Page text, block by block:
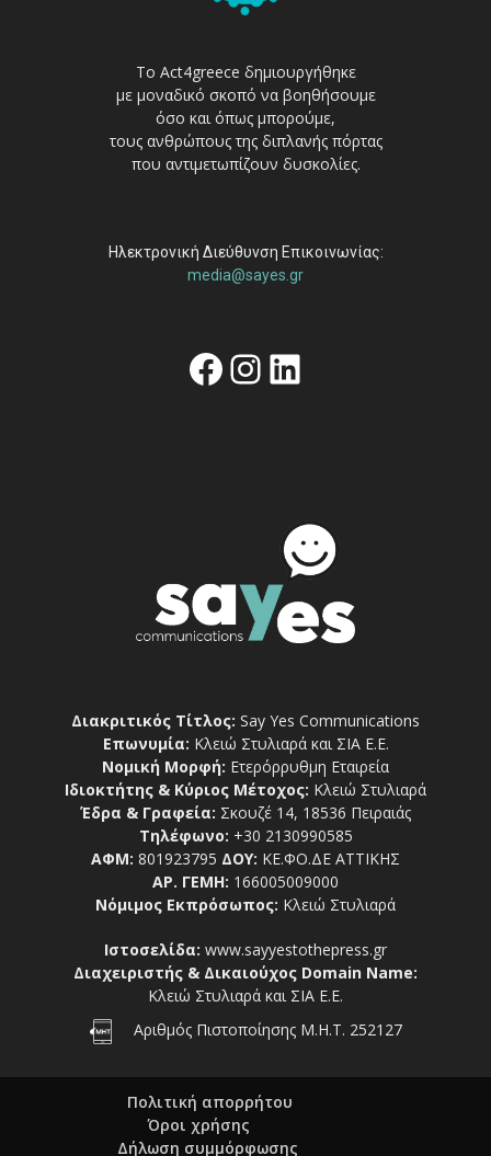
Το Act4greece δημιουργήθηκε
με μοναδικό σκοπό να βοηθήσουμε
όσο και όπως μπορούμε,
τους ανθρώπους της διπλανής πόρτας
που αντιμετωπίζουν δυσκολίες.
Ηλεκτρονική Διεύθυνση Επικοινωνίας:
media@sayes.gr
Facebook
Instagram
Linkedin
Διακριτικός Τίτλος: Say Yes Communications
Επωνυμία: Κλειώ Στυλιαρά και ΣΙΑ Ε.Ε.
Νομική Μορφή: Ετερόρρυθμη Εταιρεία
Ιδιοκτήτης & Κύριος Μέτοχος: Κλειώ Στυλιαρά
Έδρα & Γραφεία: Σκουζέ 14, 18536 Πειραιάς
Τηλέφωνο: +30 2130990585
ΑΦΜ: 801923795 ΔΟΥ: ΚΕ.ΦΟ.ΔΕ ΑΤΤΙΚΗΣ
ΑΡ. ΓΕΜΗ: 166005009000
Νόμιμος Εκπρόσωπος: Κλειώ Στυλιαρά
Ιστοσελίδα: www.sayyestothepress.gr
Διαχειριστής & Δικαιούχος Domain Name:
Κλειώ Στυλιαρά και ΣΙΑ Ε.Ε.
Αριθμός Πιστοποίησης Μ.Η.Τ. 252127
Πολιτική απορρήτου
Όροι χρήσης
Δήλωση συμμόρφωσης